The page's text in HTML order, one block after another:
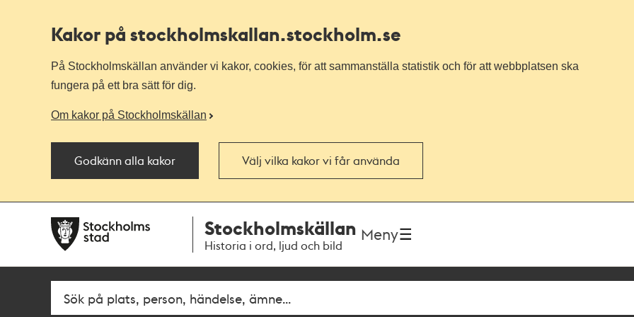
Kakor på stockholmskallan.stockholm.se
På Stockholmskällan använder vi kakor, cookies, för att sammanställa statistik och för att webbplatsen ska
fungera på ett bra sätt för dig.
Om kakor på Stockholmskällan
Godkänn alla kakor Välj vilka kakor vi får använda
navigationen
huvudinnehållet
Stockholmskällan
Historia i ord, ljud och bild
Meny
SökFritextsök